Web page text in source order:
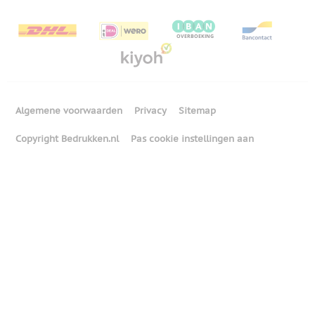
Algemene voorwaarden Privacy Sitemap
Copyright Bedrukken.nl Pas cookie instellingen aan